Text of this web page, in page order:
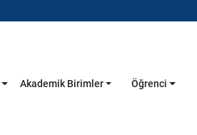
Akademik Birimler Öğrenci